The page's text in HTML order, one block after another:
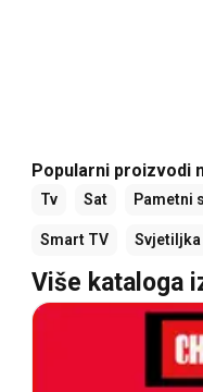
Popularni proizvodi
Tv Sat Pametni
Smart TV Svjetiljka
Više kataloga